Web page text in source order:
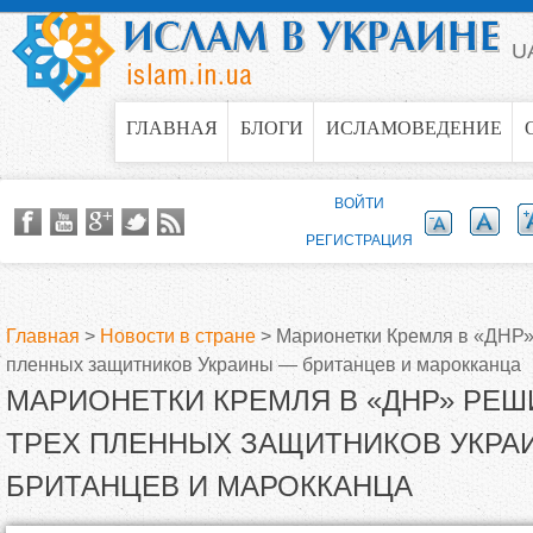
Jump to navigation
ГЛАВНАЯ БЛОГИ ИСЛАМОВЕДЕНИЕ
В
ы
з
Главная > Новости в стране > Марионетки Кремля в
пленных защитников Украины — британцев и марокканца
МАРИОНЕТКИ КРЕМЛЯ В «ДНР»
ТРЕХ ПЛЕННЫХ ЗАЩИТНИКОВ
БРИТАНЦЕВ И МАРОККАНЦА
ВОЙТИ
РЕГИСТРАЦИЯ